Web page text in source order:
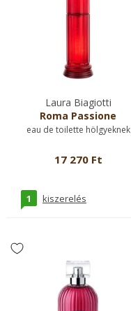
Laura Biagiotti
Roma Passione
eau de toilette hölgyeknek
17 270 Ft
1 kiszerelés